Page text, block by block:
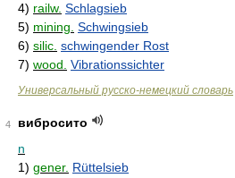
4) railw. Schlagsieb
5) mining. Schwingsieb
6) silic. schwingender Rost
7) wood. Vibrationssichter
Универсальный русско-немецкий словарь
4
вибросито
n
1) gener. Rüttelsieb